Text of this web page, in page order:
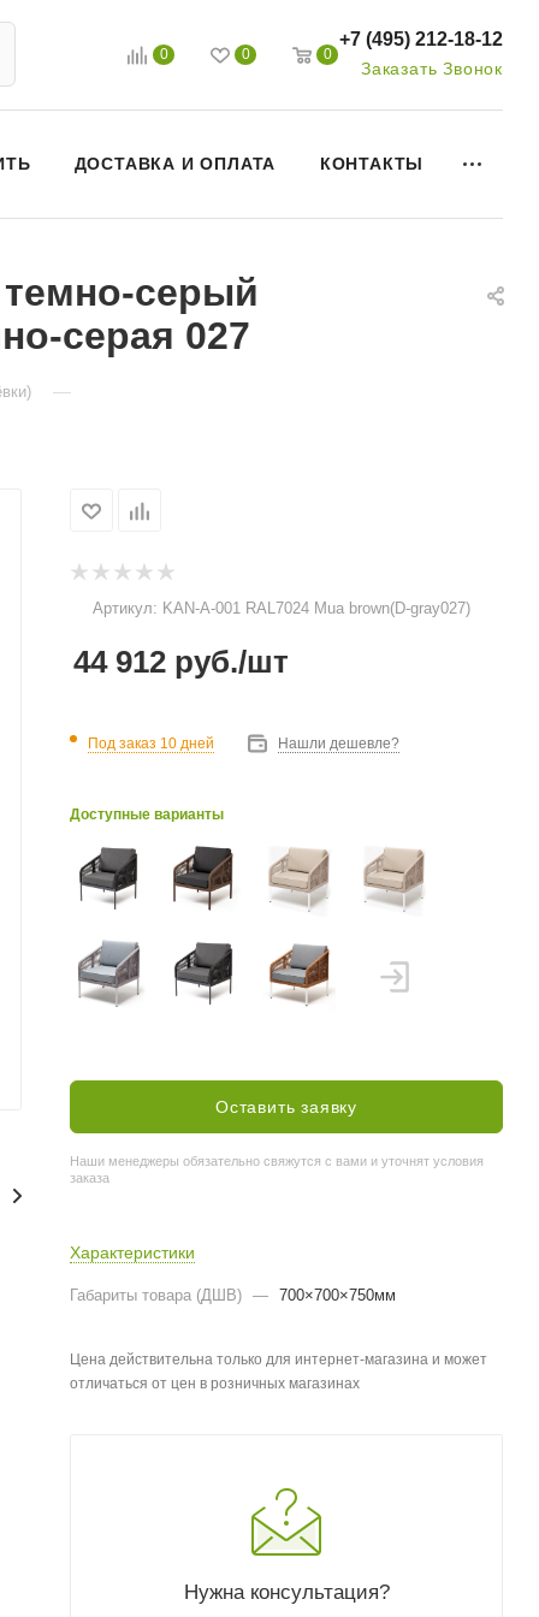
0 0 0
+7 (495) 212-18-12
Заказать Звонок
ДОСТАВКА И ОПЛАТА КОНТАКТЫ
серый
серая 027
—
Артикул: KAN-A-001 RAL7024 Mua brown(D-gray027)
44 912 руб./шт
Под заказ 10 дней Нашли дешевле?
Доступные варианты
Оставить заявку
Наши менеджеры обязательно свяжутся с вами и уточнят условия
заказа
Характеристики
Габариты товара (ДШВ) — 700×700×750мм
Цена действительна только для интернет-магазина и может
отличаться от цен в розничных магазинах
Нужна консультация?